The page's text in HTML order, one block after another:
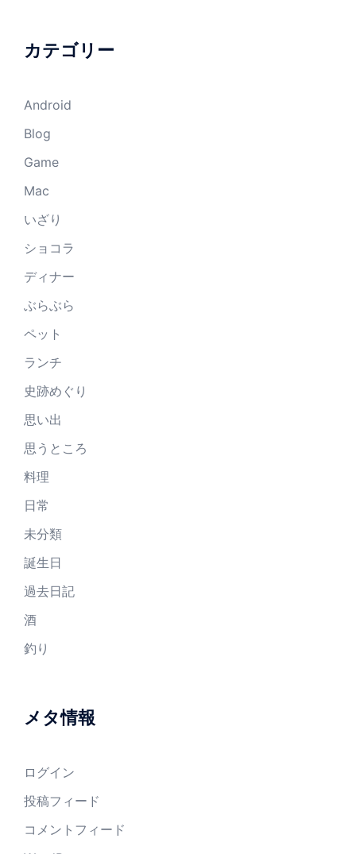
カテゴリー
Android
Blog
Game
Mac
いざり
ショコラ
ディナー
ぶらぶら
ペット
ランチ
史跡めぐり
思い出
思うところ
料理
日常
未分類
誕生日
過去日記
酒
釣り
メタ情報
ログイン
投稿フィード
コメントフィード